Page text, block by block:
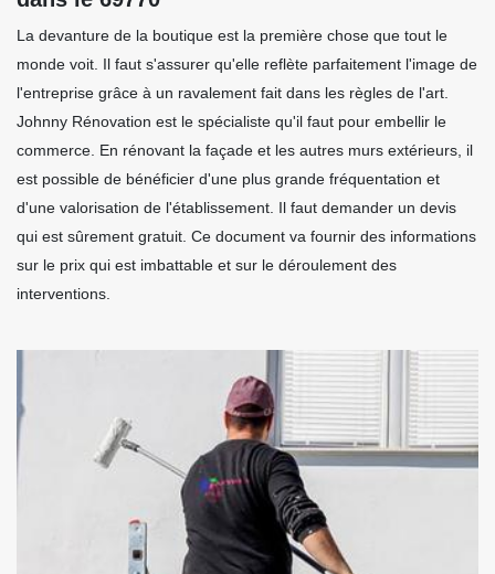
La devanture de la boutique est la première chose que tout le
monde voit. Il faut s'assurer qu'elle reflète parfaitement l'image de
l'entreprise grâce à un ravalement fait dans les règles de l'art.
Johnny Rénovation est le spécialiste qu'il faut pour embellir le
commerce. En rénovant la façade et les autres murs extérieurs, il
est possible de bénéficier d'une plus grande fréquentation et
d'une valorisation de l'établissement. Il faut demander un devis
qui est sûrement gratuit. Ce document va fournir des informations
sur le prix qui est imbattable et sur le déroulement des
interventions.